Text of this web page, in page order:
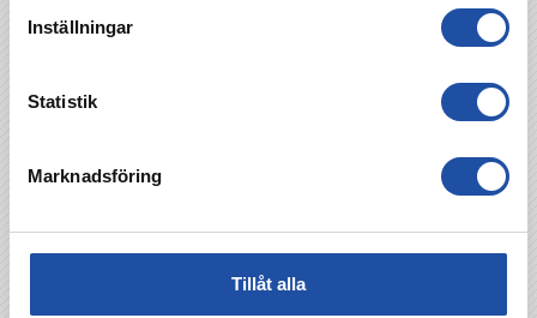
Inställningar
Statistik
Marknadsföring
Tillåt alla
TILLBAKA